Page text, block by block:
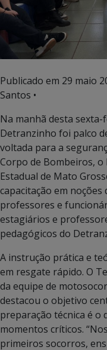
Publicado em 29 maio
Santos •
Na manhã desta sexta-
Detranzinho foi palco
voltada para a
Corpo de Bombeiros,
Estadual de Mato
capacitação em
professores e
estagiários e
pedagógicos do
A instrução prática e
em resgate rápido. O
da equipe de
destacou o objetivo
preparação técnica é o
momentos críticos.
primeiros socorros,